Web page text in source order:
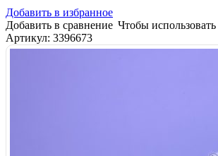
Добавить в избранное
Добавить в сравнение Чтобы
Артикул: 3396673